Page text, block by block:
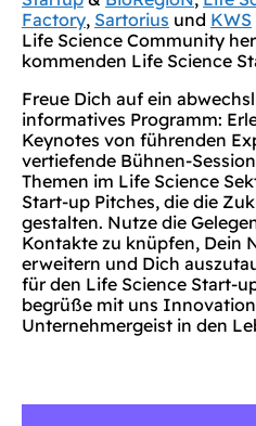
Factory, Sartorius und KWS
Life Science Community
kommenden Life Science
Freue Dich auf ein
informatives Programm:
Keynotes von führenden
vertiefende Bühnen-
Themen im Life Science
Start-up Pitches, die die
gestalten. Nutze die
Kontakte zu knüpfen, Dein
erweitern und Dich
für den Life Science Start-
begrüße mit uns
Unternehmergeist in den